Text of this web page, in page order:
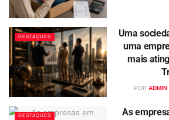
DESTAQUES
Uma
uma
mais
POR ADMIN
DESTAQUES
As